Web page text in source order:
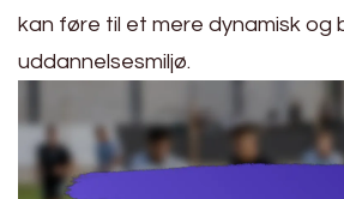
kan føre til et mere dynamisk og
uddannelsesmiljø.